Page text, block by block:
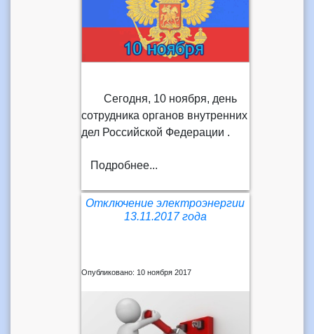
Сегодня, 10 ноября, день
сотрудника органов внутренних
дел Российской Федерации .
Подробнее...
Отключение электроэнергии
13.11.2017 года
Опубликовано: 10 ноября 2017